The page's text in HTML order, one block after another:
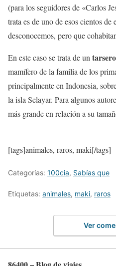
(para los seguidores de «Carlos
trata es de uno de esos cientos de
desconocemos, pero que
En este caso se trata de un
mamífero de la familia de los
principalmente en Indonesia,
la isla Selayar. Para algunos
más grande en relación a su
[tags]animales, raros, maki[/tags]
Categorías: 100cia, Sabías que
Etiquetas: animales, maki, raros
Ver